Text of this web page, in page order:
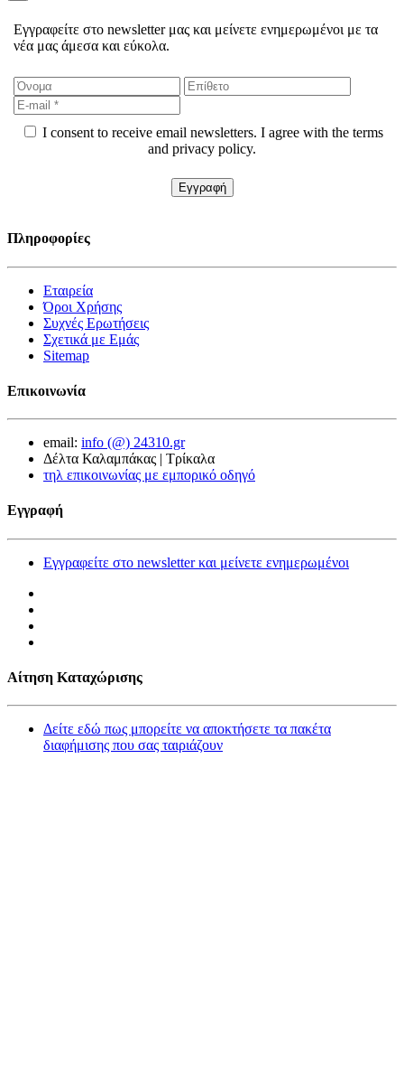
Εγγραφείτε στο newsletter μας και μείνετε ενημερωμένοι με τα
νέα μας άμεσα και εύκολα.
I consent to receive email newsletters. I agree with the terms
and privacy policy.
Πληροφορίες
Εταιρεία
Όροι Χρήσης
Συχνές Ερωτήσεις
Σχετικά με Εμάς
Sitemap
Επικοινωνία
email: info (@) 24310.gr
Δέλτα Καλαμπάκας | Τρίκαλα
τηλ επικοινωνίας με εμπορικό οδηγό
Εγγραφή
Εγγραφείτε στο newsletter και μείνετε ενημερωμένοι
Αίτηση Καταχώρισης
Δείτε εδώ πως μπορείτε να αποκτήσετε τα πακέτα
διαφήμισης που σας ταιριάζουν